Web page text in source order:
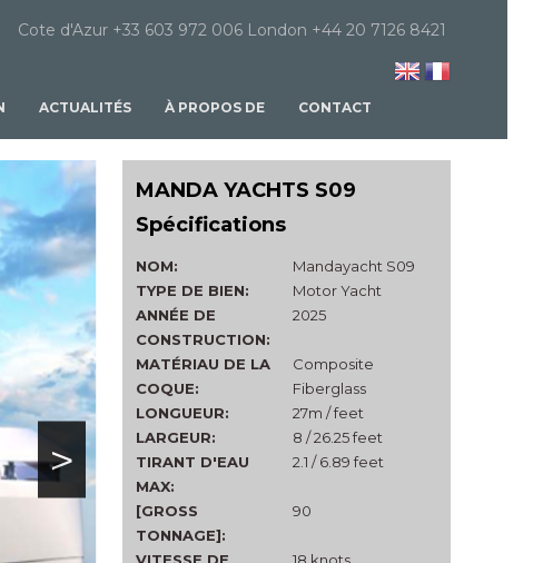
Cote d'Azur +33 603 972 006 London +44 20 7126 8421
ACTUALITÉS À PROPOS DE CONTACT
>
MANDA YACHTS S09
Spécifications
NOM:
Mandayacht S09
TYPE DE BIEN:
Motor Yacht
ANNÉE DE
CONSTRUCTION:
2025
MATÉRIAU DE LA
COQUE:
Composite
Fiberglass
LONGUEUR:
27m / feet
LARGEUR:
8 / 26.25 feet
TIRANT D'EAU
MAX:
2.1 / 6.89 feet
[GROSS
TONNAGE]:
90